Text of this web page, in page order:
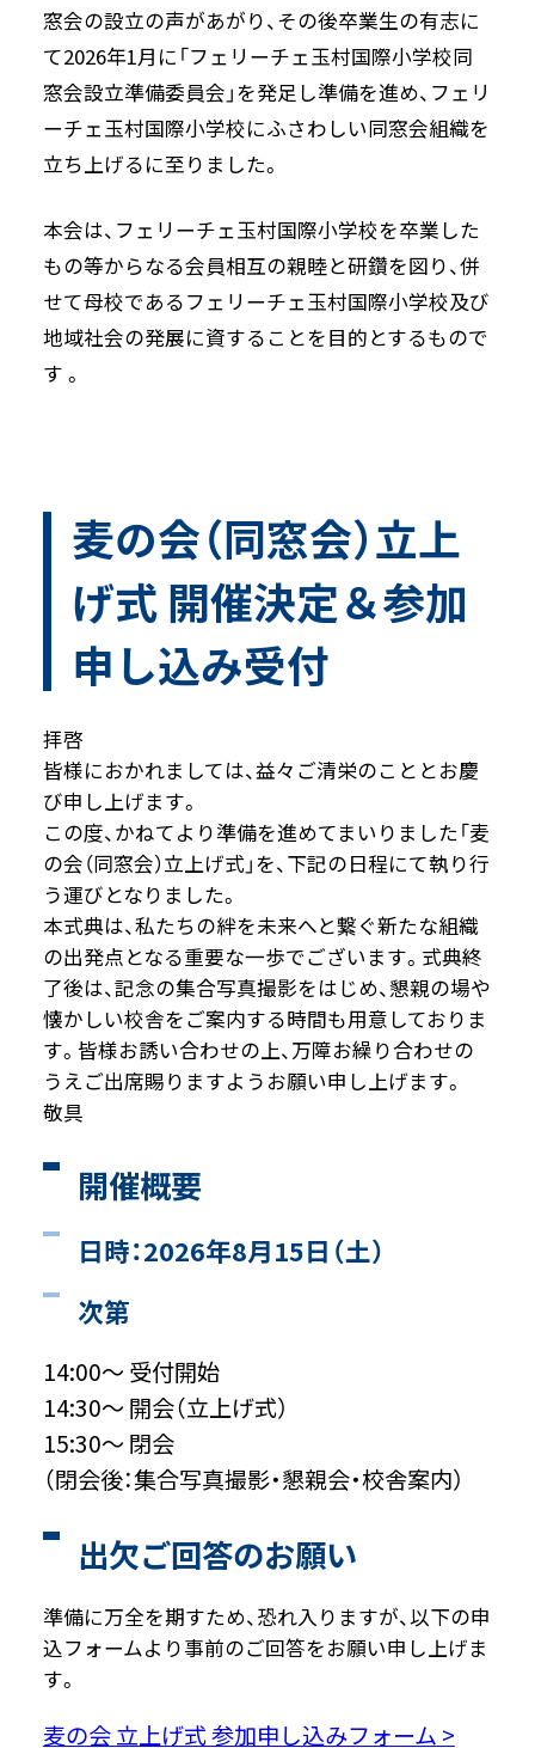
窓会の設立の声があがり、その後卒業生の有志に
て2026年1月に「フェリーチェ玉村国際小学校同
窓会設立準備委員会」を発足し準備を進め、フェリ
ーチェ玉村国際小学校にふさわしい同窓会組織を
立ち上げるに至りました。
本会は、フェリーチェ玉村国際小学校を卒業した
もの等からなる会員相互の親睦と研鑽を図り、併
せて母校であるフェリーチェ玉村国際小学校及び
地域社会の発展に資することを目的とするもので
す 。
麦の会（同窓会）立上
げ式 開催決定＆参加
申し込み受付
拝啓
皆様におかれましては、益々ご清栄のこととお慶
び申し上げます。
この度、かねてより準備を進めてまいりました「麦
の会（同窓会）立上げ式」を、下記の日程にて執り行
う運びとなりました。
本式典は、私たちの絆を未来へと繋ぐ新たな組織
の出発点となる重要な一歩でございます。式典終
了後は、記念の集合写真撮影をはじめ、懇親の場や
懐かしい校舎をご案内する時間も用意しておりま
す。皆様お誘い合わせの上、万障お繰り合わせの
うえご出席賜りますようお願い申し上げます。
敬具
開催概要
日時：2026年8月15日（土）
次第
14:00〜 受付開始
14:30〜 開会（立上げ式）
15:30〜 閉会
（閉会後：集合写真撮影・懇親会・校舎案内）
出欠ご回答のお願い
準備に万全を期すため、恐れ入りますが、以下の申
込フォームより事前のご回答をお願い申し上げま
す。
麦の会 立上げ式 参加申し込みフォーム >